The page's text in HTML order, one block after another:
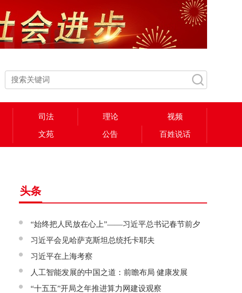
司法 理论 视频
文苑 公告 百姓说话
头条
“始终把人民放在心上”——习近平总书记春节前夕
赴辽宁看望慰问基层干部群众纪实
习近平会见哈萨克斯坦总统托卡耶夫
习近平在上海考察
人工智能发展的中国之道：前瞻布局 健康发展
“十五五”开局之年推进算力网建设观察